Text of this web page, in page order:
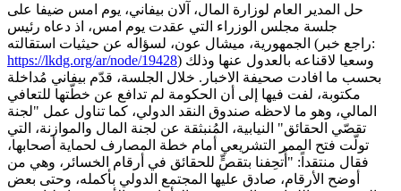
حل المدير العام لوزارة المال، آلان بيفاني، يوم امس ضيفا على
جلسة مجلس الوزراء التي عقدت يوم امس، اذ دعاه رئيس
الجمهورية، ميشال عون، لسؤاله عن حيثيات استقالته (راجع خبر:
https://lkdg.org/ar/node/19428) وسعيا لاقناعه بالعدول عنها وذلك
بحسب ما افادت صحيفة الاخبار. خلال الجلسة، قدّم بيفاني مُداخلة
مكتوبة، لفت فيها إلى أن الحكومة لم تدافع عن خطّتها للتعافي
المالي، وهو ما لاحظه صندوق النقد الدولي، كما تناول عمل "لجنة
تقصّي الحقائق" النيابية، المُنبثقة عن لجنة المال والموازنة، التي
تولّت فتح الممر التشريعي أمام خطة المصارف لحماية أصحابها،
فقال منتقداً: "أُتحِفنا بتقصٍّ للحقائق في أرقام الخسائر، وهي من
أوضح الأرقام، صادق عليها المجتمع الدولي بأكمله، وحتى بعض